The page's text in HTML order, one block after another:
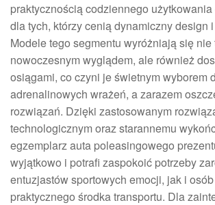
praktycznością codziennego
dla tych, którzy cenią dynamiczny design
Modele tego segmentu wyróżniają się nie
nowoczesnym wyglądem, ale również
osiągami, co czyni je świetnym wyborem
adrenalinowych wrażeń, a zarazem
rozwiązań. Dzięki zastosowanym
technologicznym oraz starannemu
egzemplarz auta poleasingowego
wyjątkowo i potrafi zaspokoić potrzeby
entuzjastów sportowych emocji, jak i
praktycznego środka transportu. Dla